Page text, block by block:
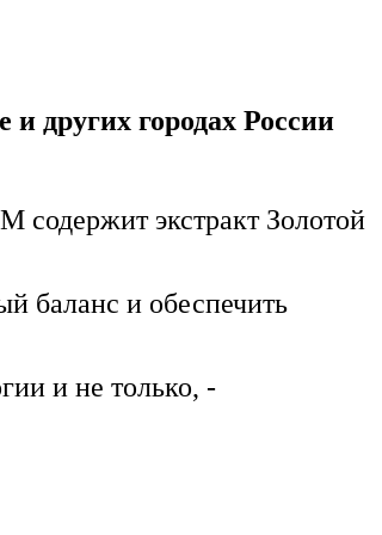
других городах России
содержит экстракт Золотой
баланс и обеспечить
и не только, -